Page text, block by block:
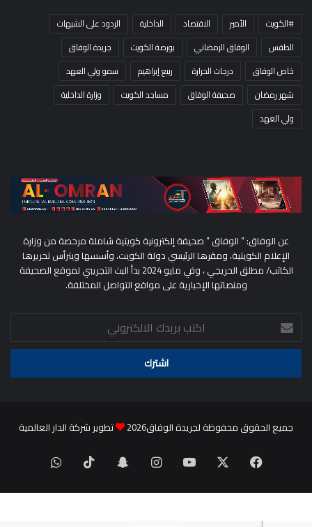
#الكويت الأمير الاقتصاد الداخلية
الردود على الشبهات
الطقس
الوفاق الرمضاني بورصة الكويت
جريدة الوفاق
خاص الوفاق
درجات الحرارة ربيع إبراهيم
سمو ولي العهد
شهر رمضان
صحيفة الوفاق مساجد الكويت
وزارة الداخلية
ولي العهد
عن الوفاق: ” الوفاق ” صحيفة إلكترونية كويتية شاملة مرخصة من وزارة
الإعلام الكويتية، ومقرها الرئيسي دولة الكويت، وأسسها ويترأس تحريرها
الكاتب/ مطلق الحريجي ، وفي مايو 2024 بدأ البث التجريبي لموقع الصحيفة
ومنصاتها الإخبارية على مواقع التواصل المختلفة.
اكتب
بريدك
الالكتروني
جميع الحقوق محفوظة لجريدة الوفاق2026 تطوير شركة الدار العالمية
فيسبوك ‫YouTubeانستقرامسناب
تشات
‫TikTokواتساب